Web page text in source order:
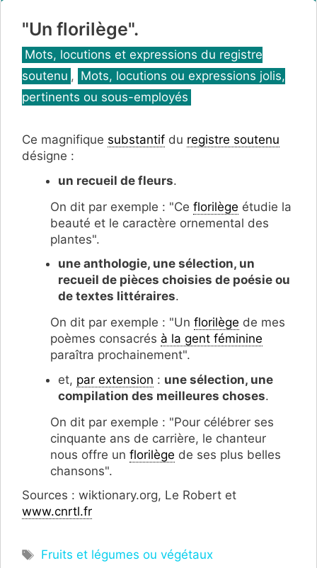
"Un florilège".
Catégories
Mots, locutions et expressions du registre
soutenu , Mots, locutions ou expressions jolis,
pertinents ou sous-employés
Ce magnifique substantif du registre soutenu
désigne :
un recueil de fleurs.
On dit par exemple : "Ce florilège étudie la
beauté et le caractère ornemental des
plantes".
une anthologie, une sélection, un
recueil de pièces choisies de poésie ou
de textes littéraires.
On dit par exemple : "Un florilège de mes
poèmes consacrés à la gent féminine
paraîtra prochainement".
et, par extension : une sélection, une
compilation des meilleures choses.
On dit par exemple : "Pour célébrer ses
cinquante ans de carrière, le chanteur
nous offre un florilège de ses plus belles
chansons".
Sources : wiktionary.org, Le Robert et
www.cnrtl.fr
Étiquettes
Fruits et légumes ou végétaux